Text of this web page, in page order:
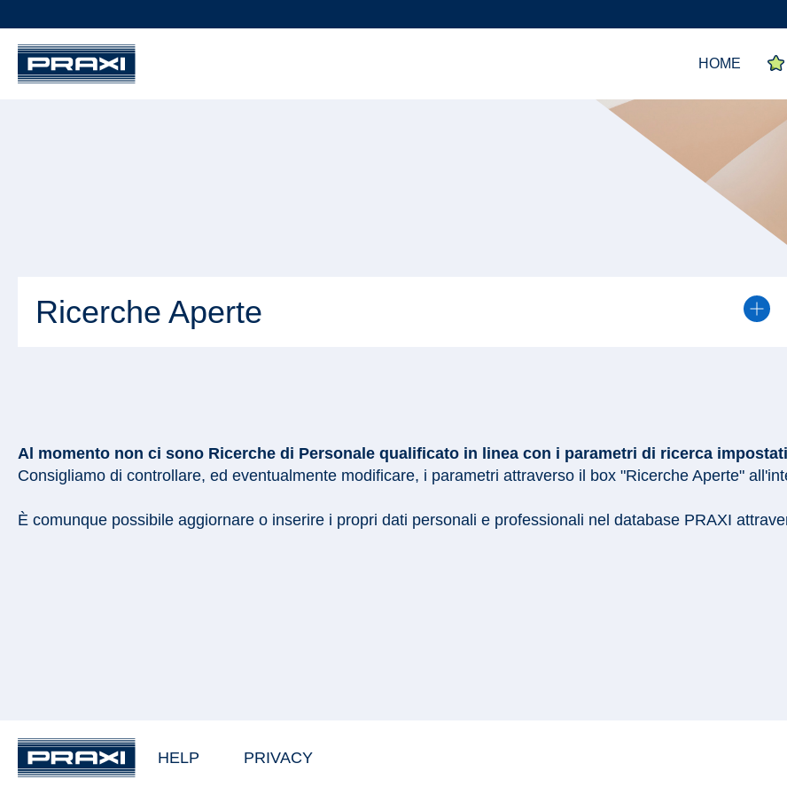
HOME
Ricerche Aperte
Al momento non ci sono Ricerche di Personale qualificato in linea con i parametri di ricerca
Consigliamo di controllare, ed eventualmente modificare, i parametri attraverso il box "Ricerche Aperte"
È comunque possibile aggiornare o inserire i propri dati personali e professionali nel database PRAXI
HELP PRIVACY